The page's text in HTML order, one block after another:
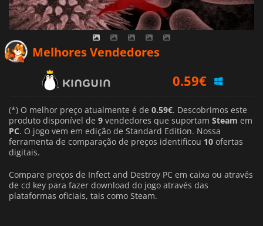
Melhores Vendedores
1.13€
0.88€
(*) O melhor preço atualmente é de 0.59€. Descobrimos este
produto disponível de 9 vendedores que suportam Steam em
PC. O jogo vem em edição de Standard Edition. Nossa
ferramenta de comparação de preços identificou 10 ofertas
digitais.
Compare preços de Infect and Destroy PC em caixa ou através
de cd key para fazer download do jogo através das
plataformas oficiais, tais como Steam.